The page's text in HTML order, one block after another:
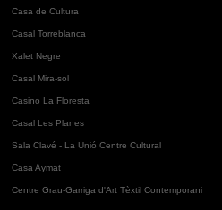
Casa de Cultura
Casal Torreblanca
Xalet Negre
Casal Mira-sol
Casino La Floresta
Casal Les Planes
Sala Clavé - La Unió Centre Cultural
Casa Aymat
Centre Grau-Garriga d'Art Tèxtil Contemporani